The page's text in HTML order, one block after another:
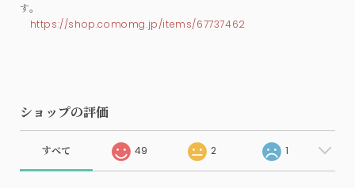
す。
https://shop.comomg.jp/items/67737462
ショップの評価
すべて 49 2 1